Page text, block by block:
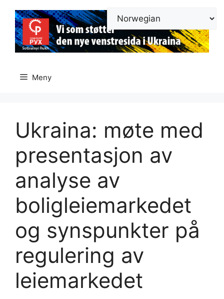
innhold
Meny
Ukraina: møte med
presentasjon av
analyse av
boligleiemarkedet
og synspunkter på
regulering av
leiemarkedet